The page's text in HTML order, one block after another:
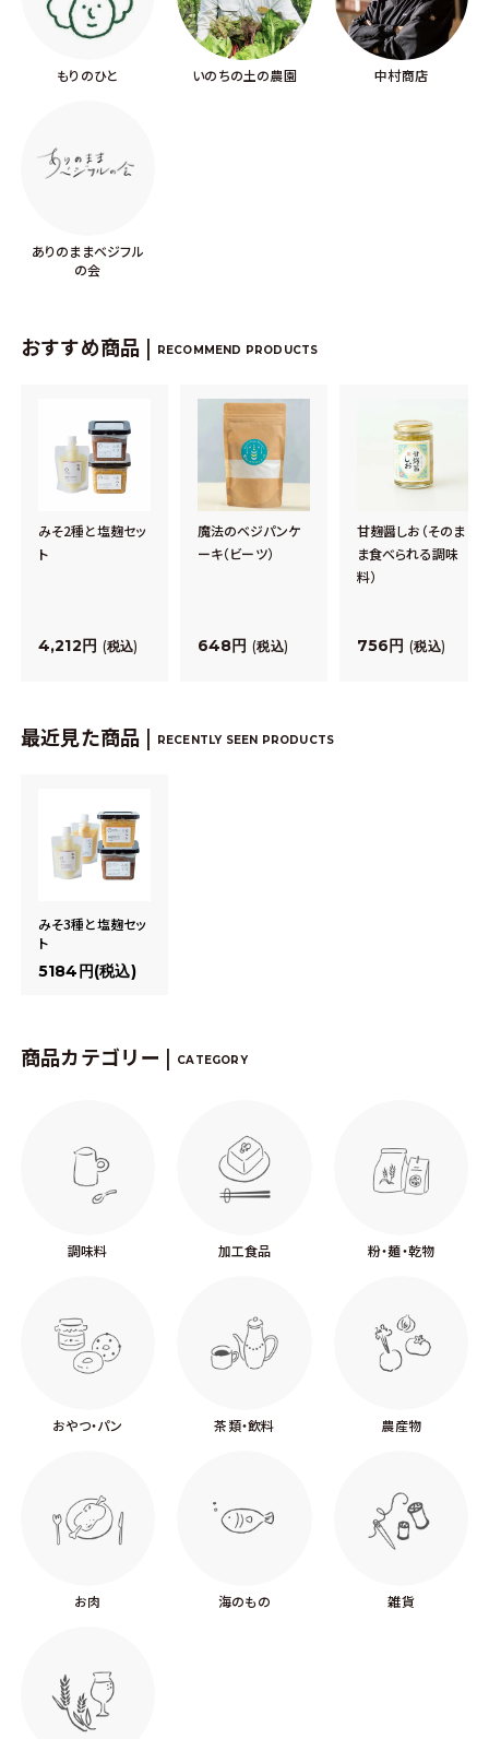
もりのひと いのちの土の農園 中村商店
ありのままベジフル
の会
おすすめ商品 | RECOMMEND PRODUCTS
みそ2種と塩麹セッ
ト
4,212 税込
魔法のベジパンケ
ーキ（ビーツ）
648 税込
甘麹醤しお（そのま
ま食べられる調味
料）
756 税込
最近見た商品 | RECENTLY SEEN PRODUCTS
みそ3種と塩麹セッ
ト
5184円(税込)
商品カテゴリー | CATEGORY
調味料 加工食品 粉・麺・乾物
おやつ・パン 茶類・飲料 農産物
お肉 海のもの 雑貨